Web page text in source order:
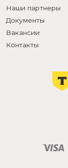
Наши партнеры
Документы
Вакансии
Контакты